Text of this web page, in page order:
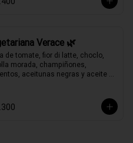
Verace 🌿
de tomate, fior di latte, choclo,
morada, champiñones,
aceitunas negras y aceite